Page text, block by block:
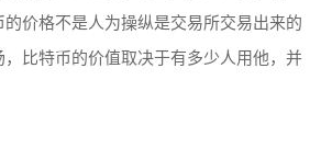
价格不是人为操纵是交易所交易出来的
比特币的价值取决于有多少人用他，并